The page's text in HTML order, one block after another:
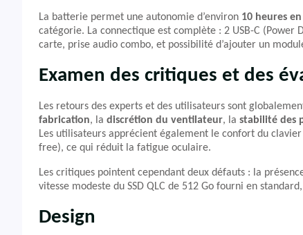
La batterie permet une autonomie d’environ 10 heures
catégorie. La connectique est complète : 2 USB-C
carte, prise audio combo, et possibilité d’ajouter un
Examen des critiques et des
Les retours des experts et des utilisateurs sont
fabrication, la discrétion du ventilateur, la stabilité des
Les utilisateurs apprécient également le confort du
free), ce qui réduit la fatigue oculaire.
Les critiques pointent cependant deux défauts : la
vitesse modeste du SSD QLC de 512 Go fourni en
Design